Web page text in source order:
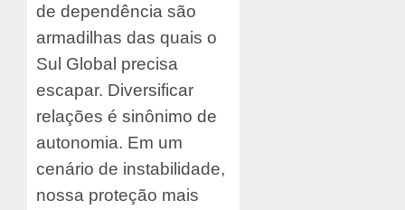
de dependência são
armadilhas das quais o
Sul Global precisa
escapar. Diversificar
relações é sinônimo de
autonomia. Em um
cenário de instabilidade,
nossa proteção mais